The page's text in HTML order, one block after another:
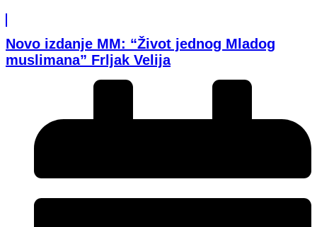
Novo izdanje MM: “Život jednog Mladog
muslimana” Frljak Velija